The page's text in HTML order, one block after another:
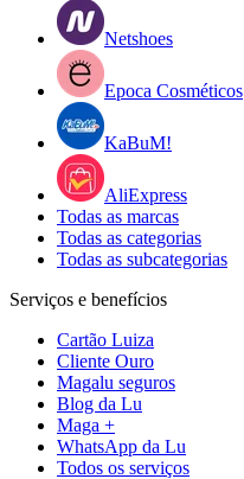
Netshoes
Epoca Cosméticos
KaBuM!
AliExpress
Todas as marcas
Todas as categorias
Todas as subcategorias
Serviços e benefícios
Cartão Luiza
Cliente Ouro
Magalu seguros
Blog da Lu
Maga +
WhatsApp da Lu
Todos os serviços